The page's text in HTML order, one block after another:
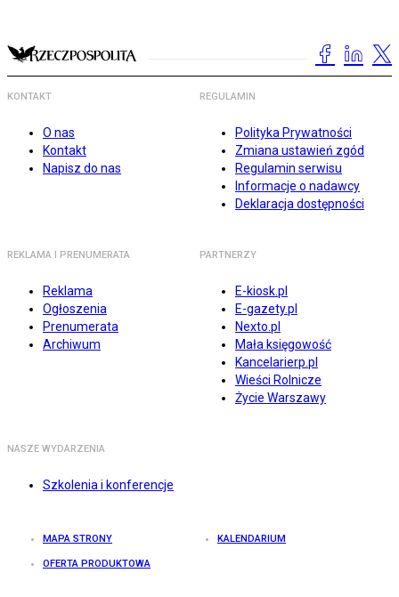
KONTAKT
O nas
Kontakt
Napisz do nas
REGULAMIN
Polityka Prywatności
Zmiana ustawień zgód
Regulamin serwisu
Informacje o nadawcy
Deklaracja dostępności
REKLAMA I PRENUMERATA
Reklama
Ogłoszenia
Prenumerata
Archiwum
PARTNERZY
E-kiosk.pl
E-gazety.pl
Nexto.pl
Mała księgowość
Kancelarierp.pl
Wieści Rolnicze
Życie Warszawy
NASZE WYDARZENIA
Szkolenia i konferencje
MAPA STRONY KALENDARIUM
OFERTA PRODUKTOWA